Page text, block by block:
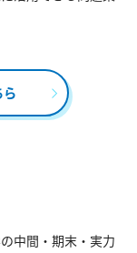
中間・期末・実力